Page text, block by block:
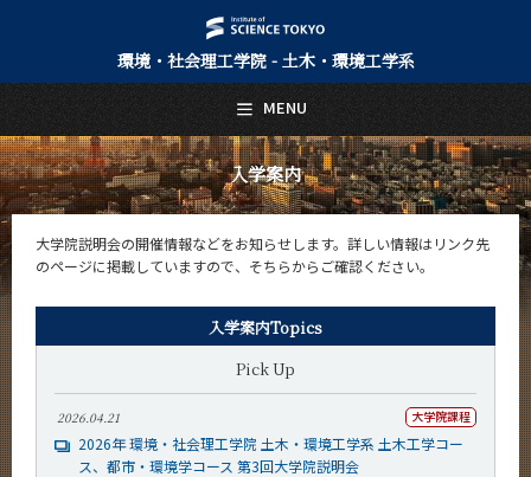
環境・社会理工学院 - 土木・環境工学系
入学案内
大学院説明会の開催情報などをお知らせします。詳しい情報はリンク先
のページに掲載していますので、そちらからご確認ください。
入学案内Topics
Pick Up
2026.04.21 大学院課程
2026年 環境・社会理工学院 土木・環境工学系 土木工学コー
ス、都市・環境学コース 第3回大学院説明会
MENU
日本語 English
トップページ
Top Page
土木・環境工学系について
About Us
教育
Faculty and Laboratories
未来
Future
入学案内